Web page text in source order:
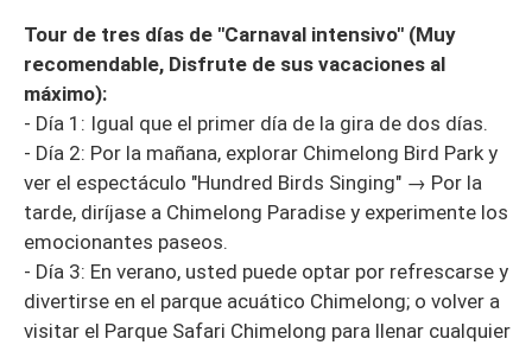
Tour de tres días de "Carnaval intensivo" (Muy
recomendable, Disfrute de sus vacaciones al
máximo):
- Día 1: Igual que el primer día de la gira de dos días.
- Día 2: Por la mañana, explorar Chimelong Bird Park y
ver el espectáculo "Hundred Birds Singing" → Por la
tarde, diríjase a Chimelong Paradise y experimente los
emocionantes paseos.
- Día 3: En verano, usted puede optar por refrescarse y
divertirse en el parque acuático Chimelong; o volver a
visitar el Parque Safari Chimelong para llenar cualquier